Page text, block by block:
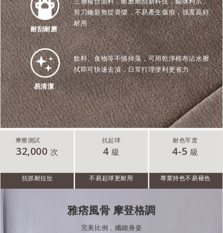
耐刮耐磨
易清潔
剪刀鑰匙無從畏懼，不易產生傷痕，強度高好
耐用
飲料、食物等不慎掉落，可用乾淨棉布沾水擦
拭即可快速去漬，日常打理便利更省力
摩擦測試
32,000 次
抗起球
4 級
耐色牢度
4-5 級
抗抓耐拉扯 不易起球更耐用 專業持色不易褪色
雅痞風骨 摩登格調
完美比例，纖細身姿